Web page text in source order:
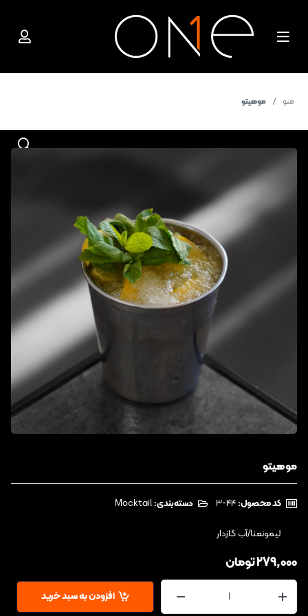
منو موهیتو
موهیتو
کد محصول: دسته‌بندی: Mocktail
لیمونعنا/آب گازدار
279,000تومان
افزودن به سبد خرید